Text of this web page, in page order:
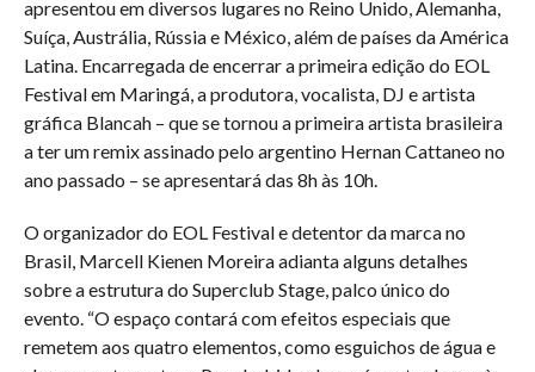
apresentou em diversos lugares no Reino Unido, Alemanha,
Suíça, Austrália, Rússia e México, além de países da América
Latina. Encarregada de encerrar a primeira edição do EOL
Festival em Maringá, a produtora, vocalista, DJ e artista
gráfica Blancah – que se tornou a primeira artista brasileira
a ter um remix assinado pelo argentino Hernan Cattaneo no
ano passado – se apresentará das 8h às 10h.
O organizador do EOL Festival e detentor da marca no
Brasil, Marcell Kienen Moreira adianta alguns detalhes
sobre a estrutura do Superclub Stage, palco único do
evento. “O espaço contará com efeitos especiais que
remetem aos quatro elementos, como esguichos de água e